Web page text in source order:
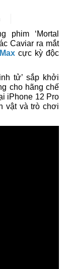
phim ‘Mortal
Caviar ra mắt
cực kỳ độc
tử’ sắp khởi
cho hãng chế
iPhone 12 Pro
vật và trò chơi